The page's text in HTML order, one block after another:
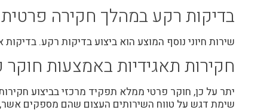
בדיקות רקע במהלך חקירה פרטית
שירות חיוני נוסף המוצע הוא ביצוע בדיקות רקע.
חקירות תאגידיות באמצעות חוקר
יתר על כן, חוקר פרטי ממלא תפקיד מרכזי בביצוע
שימת דגש על טווח השירותים העצום שהם מספקים